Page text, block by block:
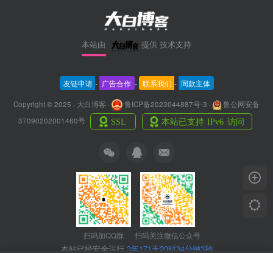
本站由 提供 技术支持
友链申请 - 广告合作 - 联系我们 - 同款主体
Copyright © 2025 · 大白博客 · 鲁ICP备2023044887号-3 ·
鲁公网安备
37090202001460号
扫码加QQ群 扫码关注微信公众号
本站已经安全运行 3年171天20时34分钟4秒